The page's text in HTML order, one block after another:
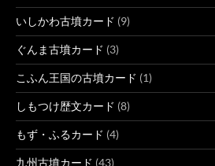
いしかわ古墳カード (9)
ぐんま古墳カード (3)
こふん王国の古墳カード (1)
しもつけ歴文カード (8)
もず・ふるカード (4)
九州古墳カード (43)